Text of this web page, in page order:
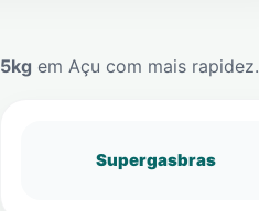
em Açu com mais rapidez.
Supergasbras